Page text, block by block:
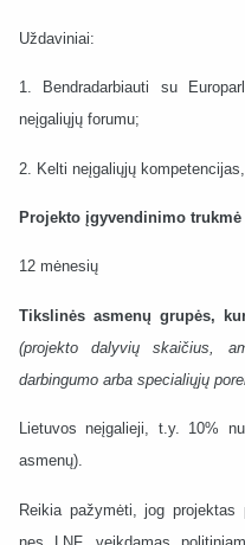
Uždaviniai:
1. Bendradarbiauti su
neįgaliųjų forumu;
2. Kelti neįgaliųjų
Projekto įgyvendinimo trukmė
12 mėnesių
Tikslinės asmenų grupės,
(projekto dalyvių skaičius,
darbingumo arba specialiųjų
Lietuvos neįgalieji, t.y. 10%
asmenų).
Reikia pažymėti, jog